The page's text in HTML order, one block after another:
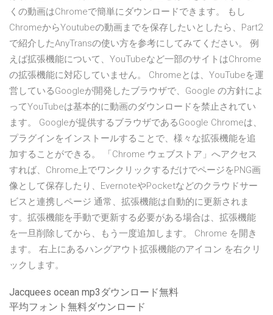
くの動画はChromeで簡単にダウンロードできます。 もし
ChromeからYoutubeの動画までを保存したいとしたら、Part2
で紹介したAnyTransの使い方を参考にしてみてください。 例
えば拡張機能について、YouTubeなど一部のサイトはChrome
の拡張機能に対応していません。 Chromeとは、YouTubeを運
営しているGoogleが開発したブラウザで、Google の方針によ
ってYouTubeは基本的に動画のダウンロードを禁止されてい
ます。 Googleが提供するブラウザであるGoogle Chromeは、
プラグインをインストールすることで、様々な拡張機能を追
加することができる。 「Chrome ウェブストア」へアクセス
すれば、Chrome上でワンクリックするだけでページをPNG画
像として保存したり、EvernoteやPocketなどのクラウドサー
ビスと連携しページ 通常、拡張機能は自動的に更新されま
す。拡張機能を手動で更新する必要がある場合は、拡張機能
を一旦削除してから、もう一度追加します。 Chrome を開き
ます。 右上にあるハングアウト拡張機能のアイコン を右クリ
ックします。
Jacquees ocean mp3ダウンロード無料
平均フォント無料ダウンロード